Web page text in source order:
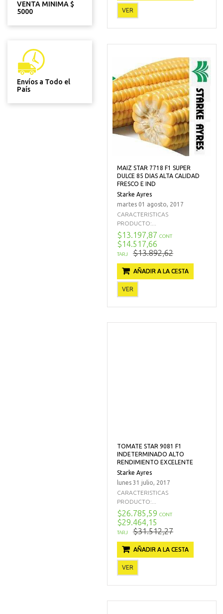
VENTA MINIMA $
5000
Envíos a Todo el
País
VER
MAIZ STAR 7718 F1 SUPER
DULCE 85 DIAS ALTA CALIDAD
FRESCO E IND
Starke Ayres
martes 01 agosto, 2017
CARACTERISTICAS
PRODUCTO:...
$13.197,87 CONT
$14.517,66
TARJ $13.892,62
AÑADIR A LA CESTA
VER
TOMATE STAR 9081 F1
INDETERMINADO ALTO
RENDIMIENTO EXCELENTE
Starke Ayres
lunes 31 julio, 2017
CARACTERISTICAS
PRODUCTO:...
$26.785,59 CONT
$29.464,15
TARJ $31.512,27
AÑADIR A LA CESTA
VER